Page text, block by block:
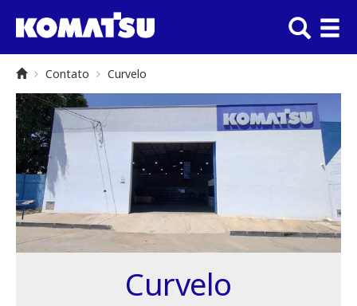
Contato Curvelo
Curvelo